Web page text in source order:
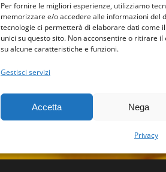
Per fornire le migliori esperienze, utilizziamo
memorizzare e/o accedere alle informazioni del
tecnologie ci permetterà di elaborare dati come
unici su questo sito. Non acconsentire o ritirare
su alcune caratteristiche e funzioni.
Gestisci servizi
Accetta Nega
Privacy